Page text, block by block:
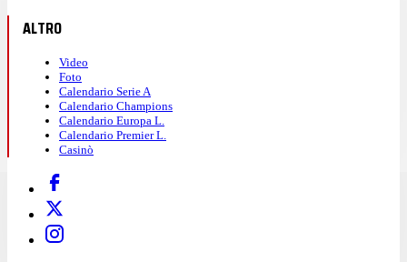
ALTRO
Video
Foto
Calendario Serie A
Calendario Champions
Calendario Europa L.
Calendario Premier L.
Casinò